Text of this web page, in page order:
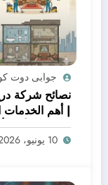
جوابى دوت
نصائح شركة
| أهم الخدمات
قبل البيع أو
10 يونيو، 2026